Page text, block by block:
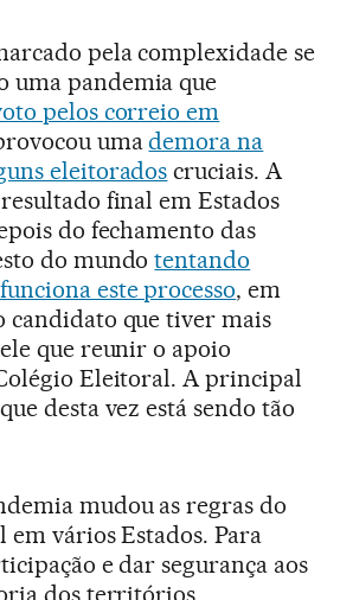
pela complexidade se
uma pandemia que
pelos correio em
umademora na
eleitorados cruciais. A
final em Estados
do fechamento das
do mundotentando
este processo, em
candidato que tiver mais
que reunir o apoio
Eleitoral. A principal
desta vez está sendo tão
mudou as regras do
vários Estados. Para
e dar segurança aos
dos territórios